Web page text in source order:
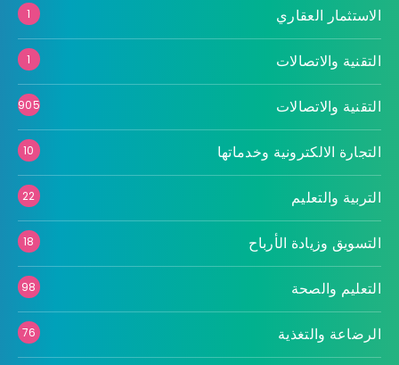
الاستثمار العقاري 1
التقنية والاتصالات 1
التقنية والاتصالات 905
التجارة الالكترونية وخدماتها 10
التربية والتعليم 22
التسويق وزيادة الأرباح 18
التعليم والصحة 98
الرضاعة والتغذية 76